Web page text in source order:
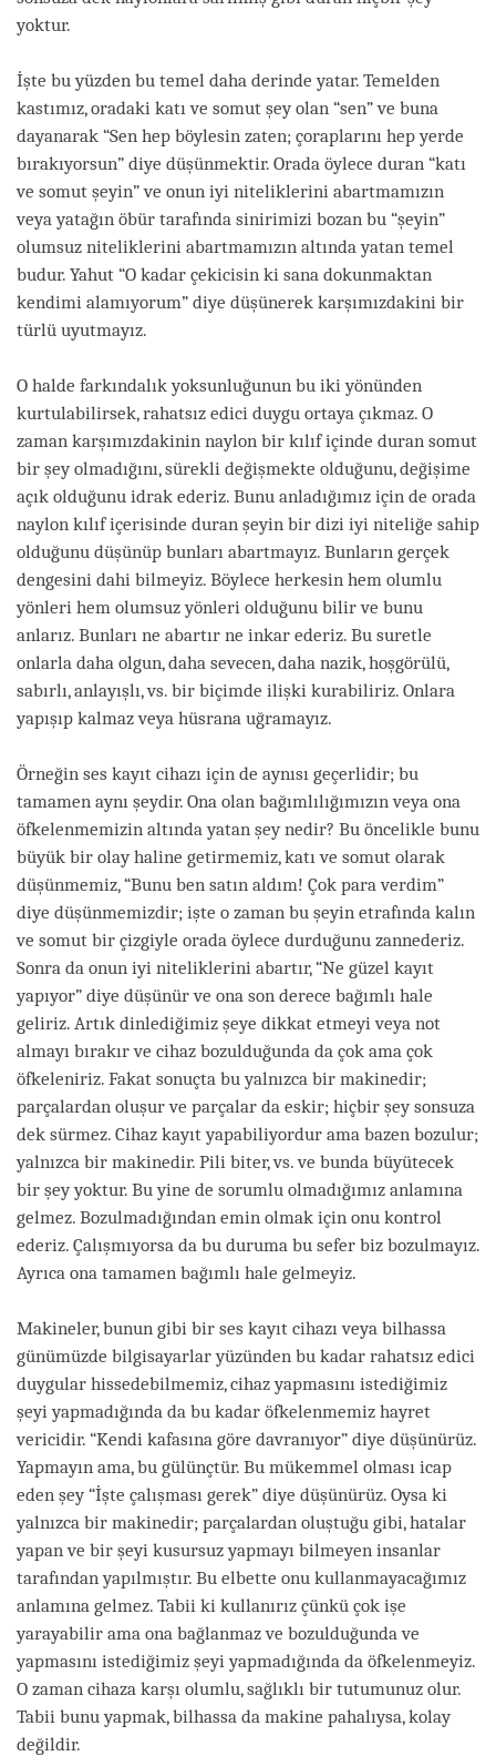
yoktur.
İşte bu yüzden bu temel daha derinde yatar. Temelden
kastımız, oradaki katı ve somut şey olan “sen” ve buna
dayanarak “Sen hep böylesin zaten; çoraplarını hep yerde
bırakıyorsun” diye düşünmektir. Orada öylece duran “katı
ve somut şeyin” ve onun iyi niteliklerini abartmamızın
veya yatağın öbür tarafında sinirimizi bozan bu “şeyin”
olumsuz niteliklerini abartmamızın altında yatan temel
budur. Yahut “O kadar çekicisin ki sana dokunmaktan
kendimi alamıyorum” diye düşünerek karşımızdakini bir
türlü uyutmayız.
O halde farkındalık yoksunluğunun bu iki yönünden
kurtulabilirsek, rahatsız edici duygu ortaya çıkmaz. O
zaman karşımızdakinin naylon bir kılıf içinde duran somut
bir şey olmadığını, sürekli değişmekte olduğunu, değişime
açık olduğunu idrak ederiz. Bunu anladığımız için de orada
naylon kılıf içerisinde duran şeyin bir dizi iyi niteliğe sahip
olduğunu düşünüp bunları abartmayız. Bunların gerçek
dengesini dahi bilmeyiz. Böylece herkesin hem olumlu
yönleri hem olumsuz yönleri olduğunu bilir ve bunu
anlarız. Bunları ne abartır ne inkar ederiz. Bu suretle
onlarla daha olgun, daha sevecen, daha nazik, hoşgörülü,
sabırlı, anlayışlı, vs. bir biçimde ilişki kurabiliriz. Onlara
yapışıp kalmaz veya hüsrana uğramayız.
Örneğin ses kayıt cihazı için de aynısı geçerlidir; bu
tamamen aynı şeydir. Ona olan bağımlılığımızın veya ona
öfkelenmemizin altında yatan şey nedir? Bu öncelikle bunu
büyük bir olay haline getirmemiz, katı ve somut olarak
düşünmemiz, “Bunu ben satın aldım! Çok para verdim”
diye düşünmemizdir; işte o zaman bu şeyin etrafında kalın
ve somut bir çizgiyle orada öylece durduğunu zannederiz.
Sonra da onun iyi niteliklerini abartır, “Ne güzel kayıt
yapıyor” diye düşünür ve ona son derece bağımlı hale
geliriz. Artık dinlediğimiz şeye dikkat etmeyi veya not
almayı bırakır ve cihaz bozulduğunda da çok ama çok
öfkeleniriz. Fakat sonuçta bu yalnızca bir makinedir;
parçalardan oluşur ve parçalar da eskir; hiçbir şey sonsuza
dek sürmez. Cihaz kayıt yapabiliyordur ama bazen bozulur;
yalnızca bir makinedir. Pili biter, vs. ve bunda büyütecek
bir şey yoktur. Bu yine de sorumlu olmadığımız anlamına
gelmez. Bozulmadığından emin olmak için onu kontrol
ederiz. Çalışmıyorsa da bu duruma bu sefer biz bozulmayız.
Ayrıca ona tamamen bağımlı hale gelmeyiz.
Makineler, bunun gibi bir ses kayıt cihazı veya bilhassa
günümüzde bilgisayarlar yüzünden bu kadar rahatsız edici
duygular hissedebilmemiz, cihaz yapmasını istediğimiz
şeyi yapmadığında da bu kadar öfkelenmemiz hayret
vericidir. “Kendi kafasına göre davranıyor” diye düşünürüz.
Yapmayın ama, bu gülünçtür. Bu mükemmel olması icap
eden şey “İşte çalışması gerek” diye düşünürüz. Oysa ki
yalnızca bir makinedir; parçalardan oluştuğu gibi, hatalar
yapan ve bir şeyi kusursuz yapmayı bilmeyen insanlar
tarafından yapılmıştır. Bu elbette onu kullanmayacağımız
anlamına gelmez. Tabii ki kullanırız çünkü çok işe
yarayabilir ama ona bağlanmaz ve bozulduğunda ve
yapmasını istediğimiz şeyi yapmadığında da öfkelenmeyiz.
O zaman cihaza karşı olumlu, sağlıklı bir tutumunuz olur.
Tabii bunu yapmak, bilhassa da makine pahalıysa, kolay
değildir.